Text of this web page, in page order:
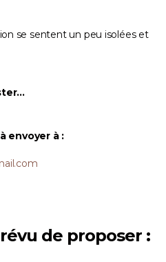
se sentent un peu isolées et
envoyer à :
de proposer :